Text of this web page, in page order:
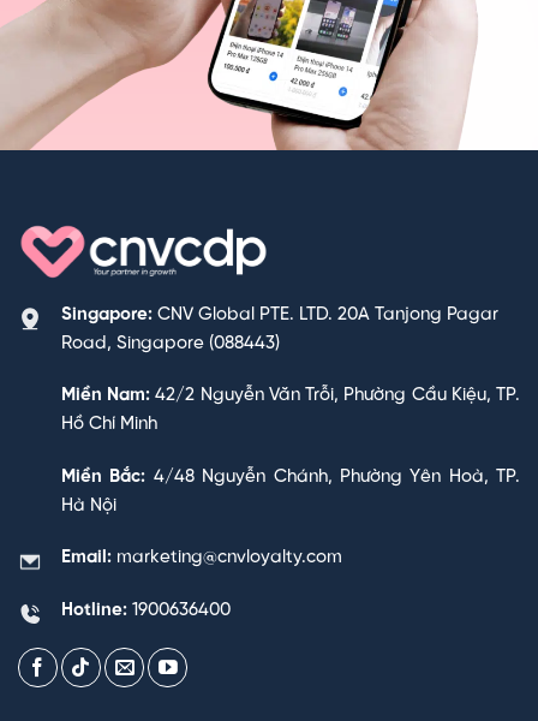
Singapore: CNV Global PTE. LTD. 20A Tanjong Pagar
Road, Singapore (088443)
Miền Nam: 42/2 Nguyễn Văn Trỗi, Phường Cầu Kiệu, TP.
Hồ Chí Minh
Miền Bắc: 4/48 Nguyễn Chánh, Phường Yên Hoà, TP.
Hà Nội
Email: marketing@cnvloyalty.com
Hotline: 1900636400